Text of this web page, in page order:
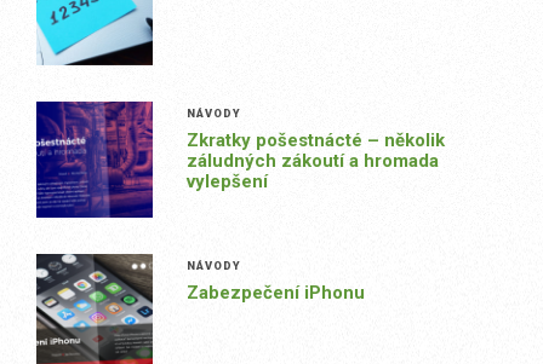
NÁVODY
Zkratky pošestnácté – několik
záludných zákoutí a hromada
vylepšení
NÁVODY
Zabezpečení iPhonu